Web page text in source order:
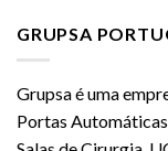
GRUPSA
Grupsa é uma
Portas